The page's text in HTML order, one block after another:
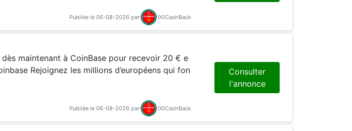
Publiée le 06-08-2026 par 00CashBack
maintenant à CoinBase pour recevoir 20 € e
Rejoignez les millions d’européens qui fon
Publiée le 06-08-2026 par 00CashBack
Consulter
l'annonce